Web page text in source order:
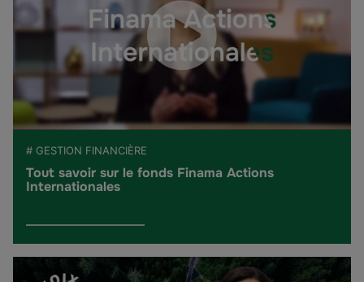
# GESTION FINANCIÈRE
Tout savoir sur le fonds Finama Actions
Internationales